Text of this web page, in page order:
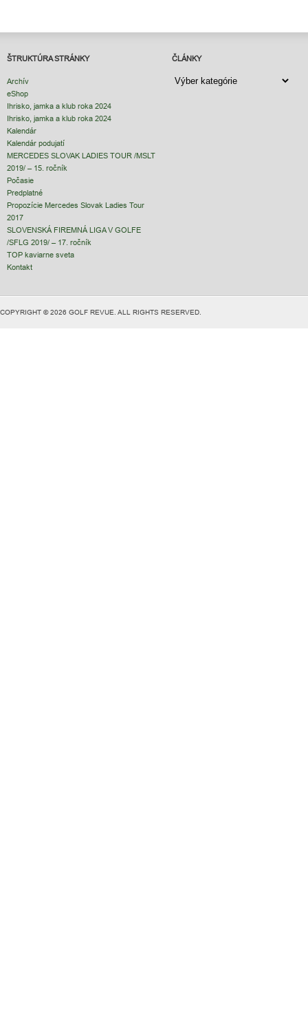
ŠTRUKTÚRA STRÁNKY
Archív
eShop
Ihrisko, jamka a klub roka 2024
Ihrisko, jamka a klub roka 2024
Kalendár
Kalendár podujatí
MERCEDES SLOVAK LADIES TOUR /MSLT
2019/ – 15. ročník
Počasie
Predplatné
Propozície Mercedes Slovak Ladies Tour
2017
SLOVENSKÁ FIREMNÁ LIGA V GOLFE
/SFLG 2019/ – 17. ročník
TOP kaviarne sveta
Kontakt
ČLÁNKY
ČLÁNKY
COPYRIGHT © 2026 GOLF REVUE. ALL RIGHTS RESERVED.